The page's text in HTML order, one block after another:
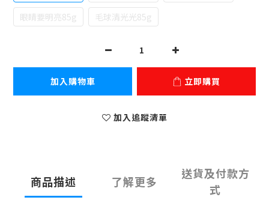
眼睛要明亮85g
毛球清光光85g
加入購物車 立即購買
加入追蹤清單
商品描述 了解更多
送貨及付款方
式